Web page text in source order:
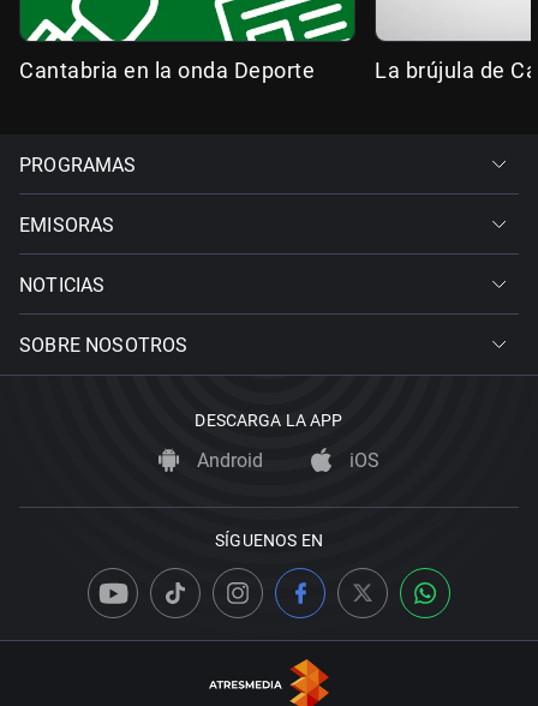
Cantabria en la onda Deporte La brújula de
PROGRAMAS
EMISORAS
NOTICIAS
SOBRE NOSOTROS
DESCARGA LA APP
Android iOS
SÍGUENOS EN